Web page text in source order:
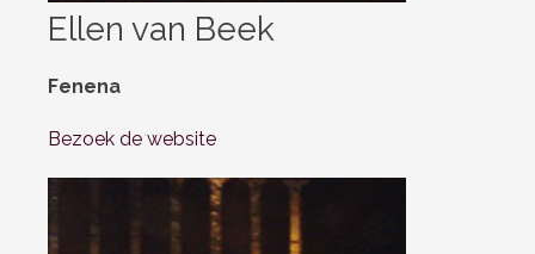
Ellen van Beek
Fenena
Bezoek de website